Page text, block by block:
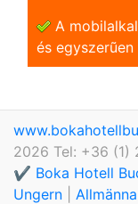
A
és
2026 Tel: +36 (1)
✔️ Boka Hotell
Ungern